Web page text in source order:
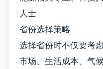
人士
省份选择策略
选择省份时不仅要考
市场、生活成本、气